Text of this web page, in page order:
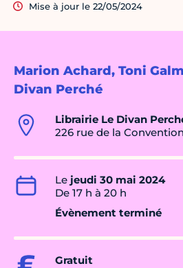
Marion Achard, Toni
Divan Perché
Librairie Le Divan
226 rue de la
Le jeudi 30 mai 2024
De 17 h à 20 h
Évènement terminé
Gratuit
Mise à jour le 22/05/2024